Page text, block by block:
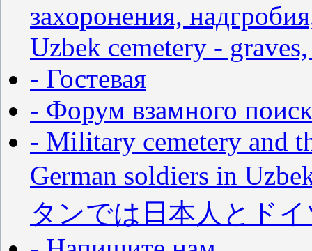
захоронения,
Uzbek cemetery -
- Гостевая
- Форум взамного
- Military cemetery and
German soldiers in
タンでは日本人とド